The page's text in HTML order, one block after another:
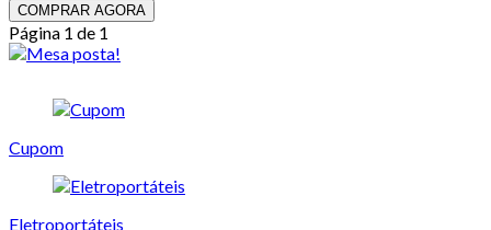
COMPRAR AGORA
Página 1 de 1
Cupom
Eletroportáteis